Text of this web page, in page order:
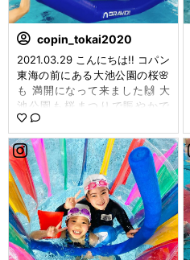
copin_tokai2020
2021.03.29 こんにちは!! コパン
東海の前にある大池公園の桜🌸
も 満開になって来ました🙌 大
池公園も桜まつりで賑やかで
す！ ここだけの話ですが🤫🤫🤫
実はコパン東海3階のジムエリ
アから大池公園の桜が 見れま
す！🌸 上から見下ろすことが出
来ます🥰 運動しながら桜が見れ
るので 勝手に毎日お花見してる
と私は周りに言ってます（笑）
是非コパンで入会登録して見て
くださいねっ💓 さてさて、 3/2